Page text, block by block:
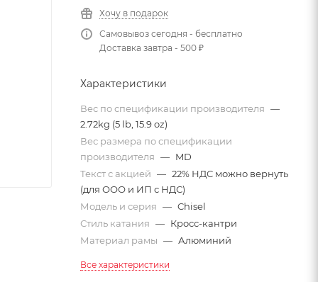
Хочу в подарок
Самовывоз сегодня - бесплатно
Доставка завтра - 500 ₽
Характеристики
Вес по спецификации производителя —
2.72kg (5 lb, 15.9 oz)
Вес размера по спецификации
производителя — MD
Текст с акцией — 22% НДС можно вернуть
(для ООО и ИП с НДС)
Модель и серия — Chisel
Стиль катания — Кросс-кантри
Материал рамы — Алюминий
Все характеристики